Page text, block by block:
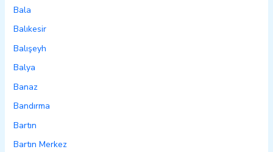
Bala
Balıkesir
Balışeyh
Balya
Banaz
Bandırma
Bartın
Bartın Merkez